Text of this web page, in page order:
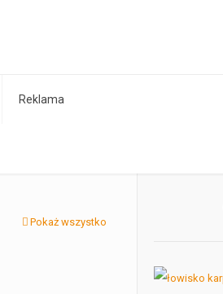
Reklama
Pokaż wszystko